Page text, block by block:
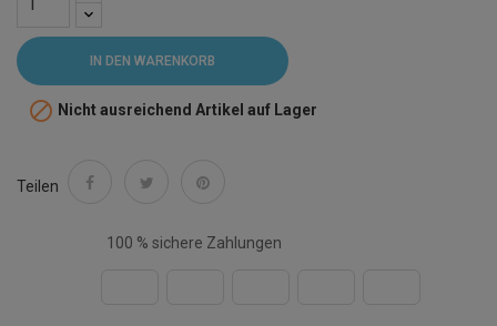
IN DEN WARENKORB
 Nicht ausreichend Artikel auf Lager
Teilen
100 % sichere Zahlungen